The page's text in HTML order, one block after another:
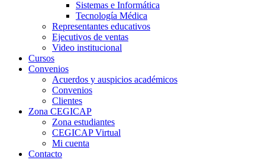
Sistemas e Informática
Tecnología Médica
Representantes educativos
Ejecutivos de ventas
Video institucional
Cursos
Convenios
Acuerdos y auspicios académicos
Convenios
Clientes
Zona CEGICAP
Zona estudiantes
CEGICAP Virtual
Mi cuenta
Contacto